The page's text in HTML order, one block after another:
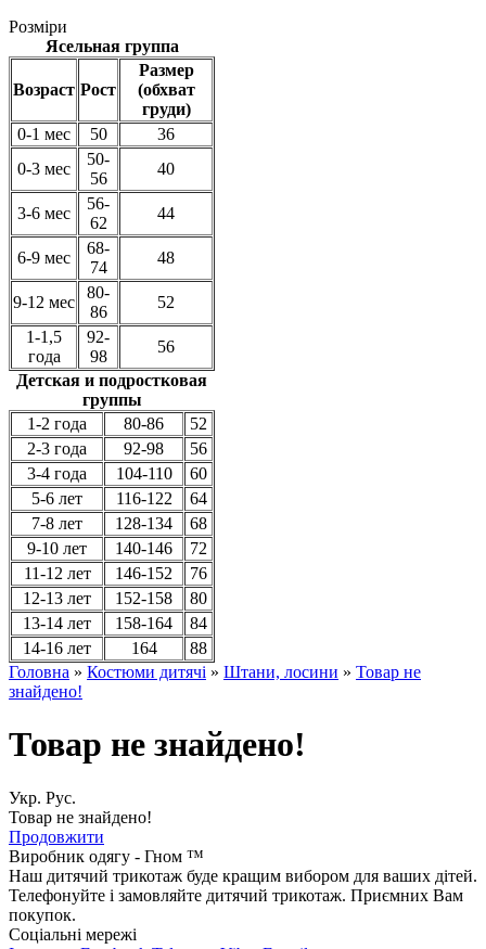
Розміри
Ясельная группа
Возраст Рост
Размер
(обхват
груди)
0-1 мес
50
36
0-3 мес
50-
56
40
3-6 мес
56-
62
44
6-9 мес
68-
74
48
9-12 мес
80-
86
52
1-1,5
года
92-
98
56
Детская и подростковая
группы
1-2 года
80-86
52
2-3 года
92-98
56
3-4 года
104-110
60
5-6 лет
116-122
64
7-8 лет
128-134
68
9-10 лет
140-146
72
11-12 лет
146-152
76
12-13 лет
152-158
80
13-14 лет
158-164
84
14-16 лет
164
88
Головна » Костюми дитячі » Штани, лосини » Товар не
знайдено!
Товар не знайдено!
Укр. Рус.
Товар не знайдено!
Продовжити
Виробник одягу - Гном ™
Наш дитячий трикотаж буде кращим вибором для ваших дітей.
Телефонуйте і замовляйте дитячий трикотаж. Приємних Вам
покупок.
Соціальні мережі